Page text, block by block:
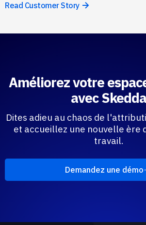
Read Customer Story
Améliorez votre
avec Skedda
Dites adieu au chaos de
et accueillez une nouvelle ère
travail.
Demandez une démo